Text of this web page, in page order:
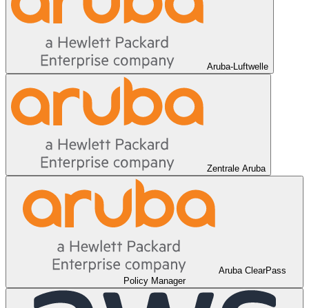
Aruba-Luftwelle
Zentrale Aruba
Aruba ClearPass
Policy Manager